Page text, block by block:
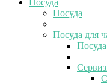
Посуда
Посуда для